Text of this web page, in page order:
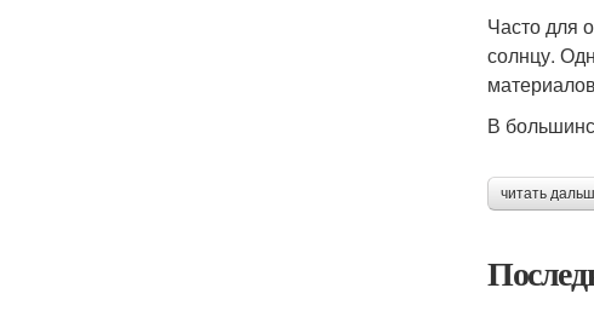
Часто для
солнцу.
В
читать